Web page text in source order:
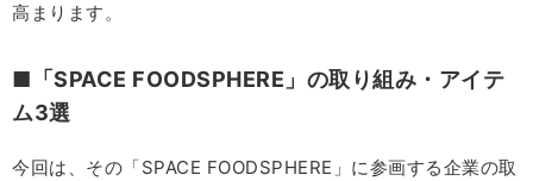
高まります。
■「SPACE FOODSPHERE」の取り組み・アイテ
ム3選
今回は、その「SPACE FOODSPHERE」に参画する企業の取